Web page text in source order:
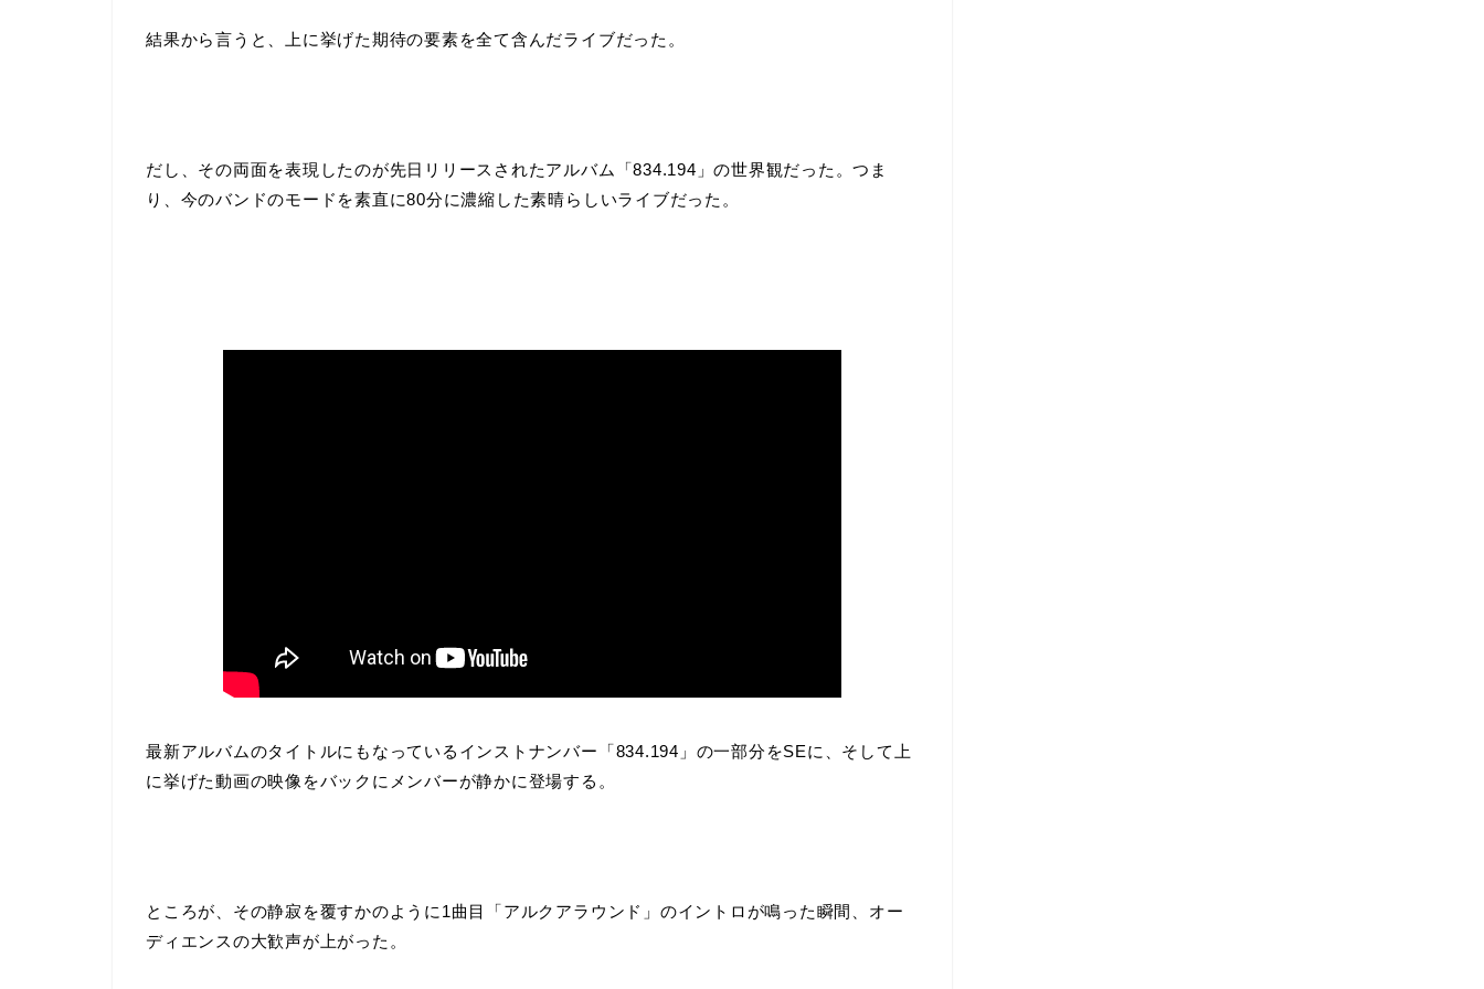
結果から言うと、上に挙げた期待の要素を全て含んだライブだった。
だし、その両面を表現したのが先日リリースされたアルバム「834.194」の世界観だった。つま
り、今のバンドのモードを素直に80分に濃縮した素晴らしいライブだった。
最新アルバムのタイトルにもなっているインストナンバー「834.194」の一部分をSEに、そして上
に挙げた動画の映像をバックにメンバーが静かに登場する。
ところが、その静寂を覆すかのように1曲目「アルクアラウンド」のイントロが鳴った瞬間、オー
ディエンスの大歓声が上がった。